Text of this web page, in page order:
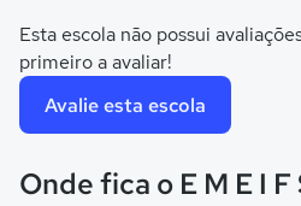
Esta escola não possui
primeiro a avaliar!
Avalie esta escola
Onde fica o E M E I